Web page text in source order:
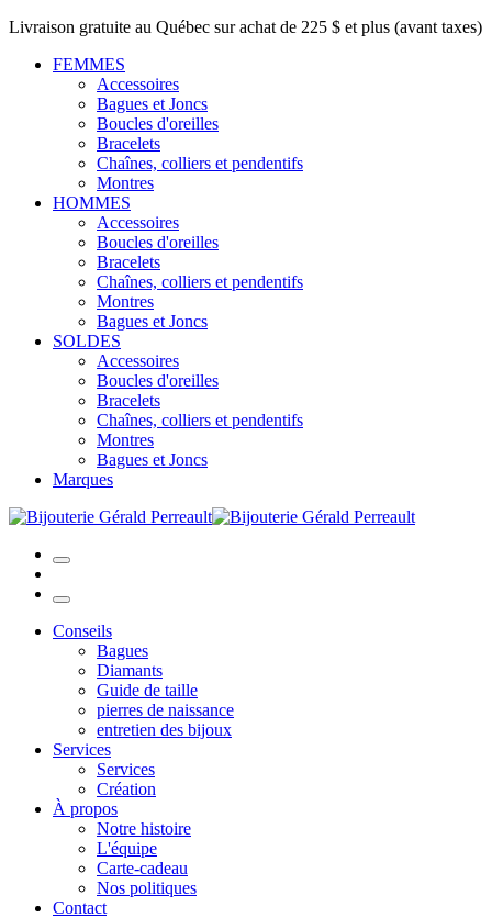
Livraison gratuite au Québec sur achat de 225 $ et plus (avant taxes)
FEMMES
Accessoires
Bagues et Joncs
Boucles d'oreilles
Bracelets
Chaînes, colliers et pendentifs
Montres
HOMMES
Accessoires
Boucles d'oreilles
Bracelets
Chaînes, colliers et pendentifs
Montres
Bagues et Joncs
SOLDES
Accessoires
Boucles d'oreilles
Bracelets
Chaînes, colliers et pendentifs
Montres
Bagues et Joncs
Marques
Conseils
Bagues
Diamants
Guide de taille
pierres de naissance
entretien des bijoux
Services
Services
Création
À propos
Notre histoire
L'équipe
Carte-cadeau
Nos politiques
Contact